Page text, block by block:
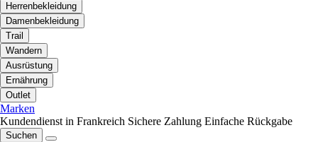
Herrenbekleidung
Damenbekleidung
Trail
Wandern
Ausrüstung
Ernährung
Outlet
Marken
Kundendienst in Frankreich Sichere Zahlung Einfache Rückgabe
Suchen